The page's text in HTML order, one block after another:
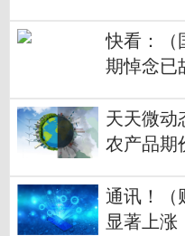
快看：（
期悼念已
天天微动
农产品期
通讯！（
显著上涨